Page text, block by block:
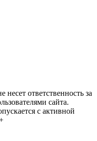
ответственность за
сайта.
с активной